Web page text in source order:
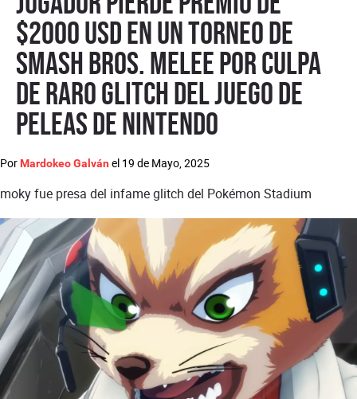
$2000 USD en un torneo de
Smash Bros. Melee por culpa
de raro glitch del juego de
peleas de Nintendo
Por Mardokeo Galván el 19 de Mayo, 2025
moky fue presa del infame glitch del Pokémon Stadium